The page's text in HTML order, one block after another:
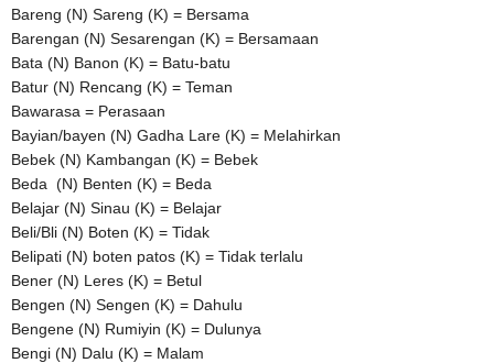
Bareng (N) Sareng (K) = Bersama
Barengan (N) Sesarengan (K) = Bersamaan
Bata (N) Banon (K) = Batu-batu
Batur (N) Rencang (K) = Teman
Bawarasa = Perasaan
Bayian/bayen (N) Gadha Lare (K) = Melahirkan
Bebek (N) Kambangan (K) = Bebek
Beda (N) Benten (K) = Beda
Belajar (N) Sinau (K) = Belajar
Beli/Bli (N) Boten (K) = Tidak
Belipati (N) boten patos (K) = Tidak terlalu
Bener (N) Leres (K) = Betul
Bengen (N) Sengen (K) = Dahulu
Bengene (N) Rumiyin (K) = Dulunya
Bengi (N) Dalu (K) = Malam